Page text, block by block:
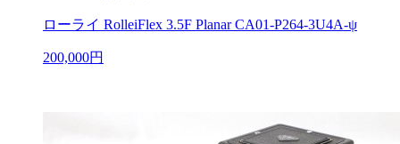
ローライ RolleiFlex 3.5F Planar CA01-P264-3U4A-ψ
200,000円